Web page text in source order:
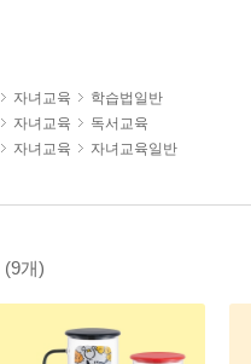
자녀교육
학습법일반
자녀교육
독서교육
자녀교육 자녀교육일반
(9개)